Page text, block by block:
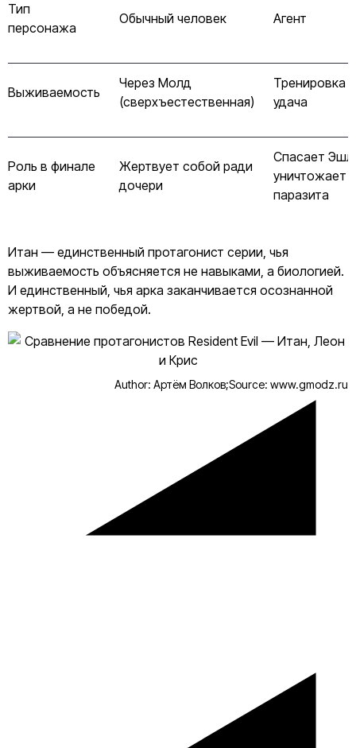
Тип
персонажа
Обычный человек Агент
Выживаемость
Через Молд
(сверхъестественная)
Тренировка и
удача
Роль в финале
арки
Жертвует собой ради
дочери
Спасает
уничтожает
паразита
Итан — единственный протагонист серии, чья
выживаемость объясняется не навыками, а биологией.
И единственный, чья арка заканчивается осознанной
жертвой, а не победой.
Author: Артём Волков;Source: www.gmodz.ru